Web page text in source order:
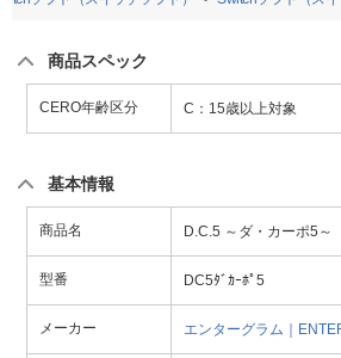
商品スペック
CERO年齢区分 C：15歳以上対象
基本情報
商品名 D.C.5 ～ダ・カーポ5～
型番 DC5ﾀﾞｶｰﾎﾟ5
メーカー エンターグラム｜